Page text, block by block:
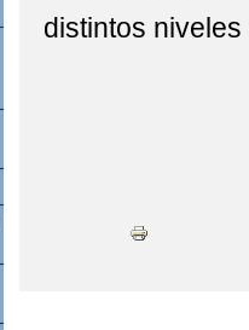
distintos